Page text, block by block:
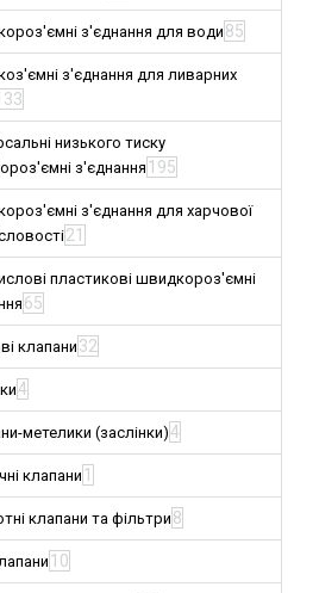
з'єднання для води85
з'єднання для ливарних
низького тиску
з'єднання 195
з'єднання для харчової
21
пластикові швидкороз'ємні
65
клапани 32
4
метелики (заслінки)4
клапани 1
клапани та фільтри 8
10